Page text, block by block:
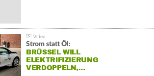
Strom statt Öl:
BRÜSSEL WILL
ELEKTRIFIZIERUNG
VERDOPPELN,…